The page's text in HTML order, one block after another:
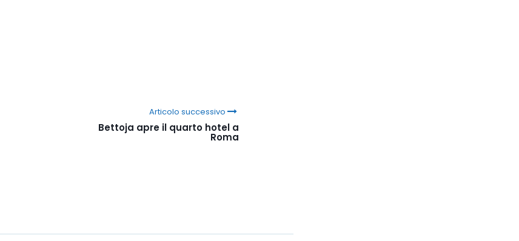
Articolo successivo
Bettoja apre il quarto hotel a
Roma